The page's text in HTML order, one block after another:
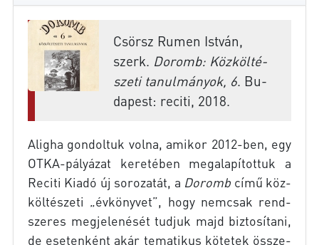
Csör­sz Ru­men Ist­ván,
szerk. Do­romb: Köz­köl­té­
sze­ti ta­nul­má­nyok, 6. Bu­
da­pest: re­ci­ti, 2018.
Alig­ha gon­dol­tuk vol­na, ami­kor 2012-ben, egy
OTKA-pályázat ke­re­té­ben meg­alapítottuk a
Re­ci­ti Ki­adó új so­ro­za­tát, a Do­romb című köz­
köl­té­sze­ti „év­köny­vet”, hogy nem­csak rend­
sze­res meg­je­le­né­sét tud­juk majd biz­to­sí­ta­ni,
de ese­ten­ként akár te­ma­ti­kus kö­te­tek össze­